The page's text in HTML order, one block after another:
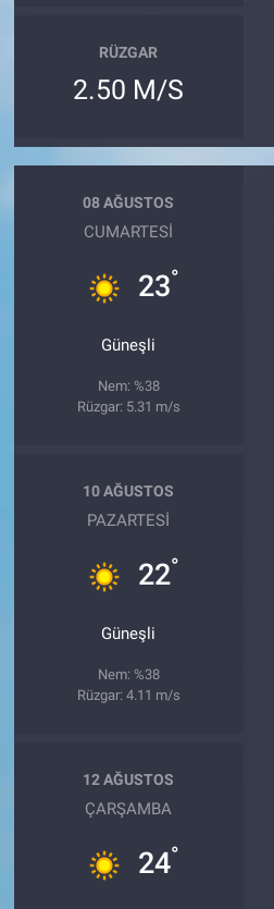
RÜZGAR
2.50 M/S
08 AĞUSTOS
CUMARTESI
23°
Güneşli
Nem: %38
Rüzgar: 5.31 m/s
10 AĞUSTOS
PAZARTESI
22°
Güneşli
Nem: %38
Rüzgar: 4.11 m/s
12 AĞUSTOS
ÇARŞAMBA
24°